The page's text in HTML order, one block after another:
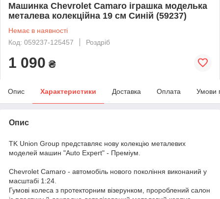
Машинка Chevrolet Camaro іграшка моделька
металева колекційна 19 см Синій (59237)
Немає в наявності
Код: 059237-125457
Роздріб
1 090 ₴
Опис Характеристики Доставка Оплата Умови
Опис
TK Union Group представляє нову колекцію металевих
моделей машин "Auto Expert" - Преміум.
Chevrolet Camaro - автомобіль нового покоління виконаний у
масштабі 1:24.
Гумові колеса з протекторним візерунком, пророблений салон